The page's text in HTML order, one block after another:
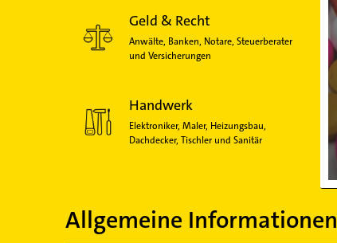
Geld & Recht
Anwälte, Banken, Notare, Steuerberater
und Versicherungen
Handwerk
Elektroniker, Maler, Heizungsbau,
Dachdecker, Tischler und Sanitär
Allgemeine Informationen